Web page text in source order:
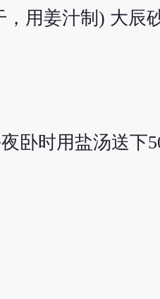
用姜汁制) 大辰
卧时用盐汤送下